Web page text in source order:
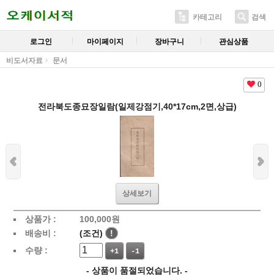
카테고리 검색
로그인 마이페이지 장바구니 관심상품
비도서자료 문서
0
전라북도종묘장일람(일제강점기,40*17cm,2면,상급)
상세보기
상품가 : 100,000원
배송비 :
(조건)
!
수량 :
+1 -1
- 상품이 품절되었습니다. -